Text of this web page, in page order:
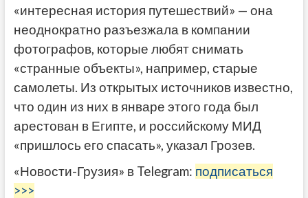
«интересная история путешествий» — она
неоднократно разъезжала в компании
фотографов, которые любят снимать
«странные объекты», например, старые
самолеты. Из открытых источников известно,
что один из них в январе этого года был
арестован в Египте, и российскому МИД
«пришлось его спасать», указал Грозев.
«Новости-Грузия» в Telegram: подписаться
>>>